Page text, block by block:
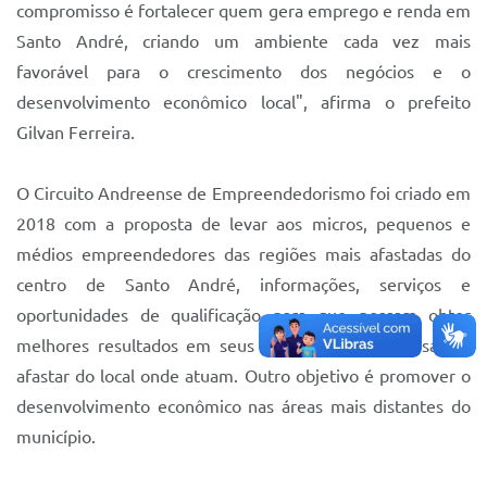
compromisso é fortalecer quem gera emprego e renda em
Santo André, criando um ambiente cada vez mais
favorável para o crescimento dos negócios e o
desenvolvimento econômico local", afirma o prefeito
Gilvan Ferreira.
O Circuito Andreense de Empreendedorismo foi criado em
2018 com a proposta de levar aos micros, pequenos e
médios empreendedores das regiões mais afastadas do
centro de Santo André, informações, serviços e
oportunidades de qualificação para que possam obter
melhores resultados em seus negócios, sem precisar se
afastar do local onde atuam. Outro objetivo é promover o
desenvolvimento econômico nas áreas mais distantes do
município.